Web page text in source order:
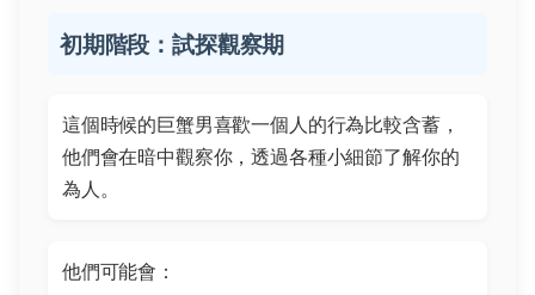
初期階段：試探觀察期
這個時候的巨蟹男喜歡一個人的行為比較含蓄，
他們會在暗中觀察你，透過各種小細節了解你的
為人。
他們可能會：